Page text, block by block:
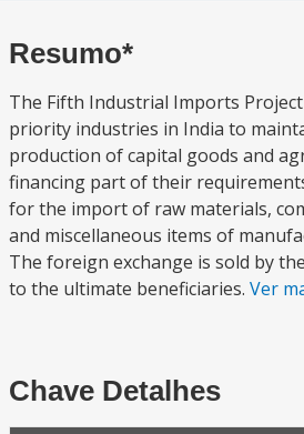
Resumo*
The Fifth Industrial Imports
priority industries in India to
production of capital goods and
financing part of their
for the import of raw materials,
and miscellaneous items of
The foreign exchange is sold by
to the ultimate beneficiaries. Ver
Chave Detalhes